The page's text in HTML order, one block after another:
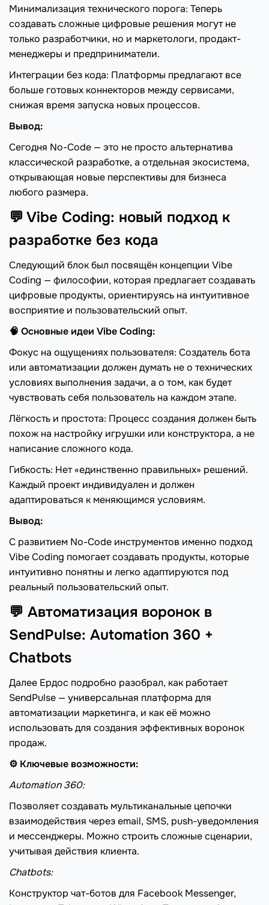
Минимализация технического порога: Теперь
создавать сложные цифровые решения могут не
только разработчики, но и маркетологи, продакт-
менеджеры и предприниматели.
Интеграции без кода: Платформы предлагают все
больше готовых коннекторов между сервисами,
снижая время запуска новых процессов.
Вывод:
Сегодня No-Code — это не просто альтернатива
классической разработке, а отдельная экосистема,
открывающая новые перспективы для бизнеса
любого размера.
💬 Vibe Coding: новый подход к
разработке без кода
Следующий блок был посвящён концепции Vibe
Coding — философии, которая предлагает создавать
цифровые продукты, ориентируясь на интуитивное
восприятие и пользовательский опыт.
🧠 Основные идеи Vibe Coding:
Фокус на ощущениях пользователя: Создатель бота
или автоматизации должен думать не о технических
условиях выполнения задачи, а о том, как будет
чувствовать себя пользователь на каждом этапе.
Лёгкость и простота: Процесс создания должен быть
похож на настройку игрушки или конструктора, а не
написание сложного кода.
Гибкость: Нет «единственно правильных» решений.
Каждый проект индивидуален и должен
адаптироваться к меняющимся условиям.
Вывод:
С развитием No-Code инструментов именно подход
Vibe Coding помогает создавать продукты, которые
интуитивно понятны и легко адаптируются под
реальный пользовательский опыт.
💬 Автоматизация воронок в
SendPulse: Automation 360 +
Chatbots
Далее Ердос подробно разобрал, как работает
SendPulse — универсальная платформа для
автоматизации маркетинга, и как её можно
использовать для создания эффективных воронок
продаж.
⚙️ Ключевые возможности:
Automation 360:
Позволяет создавать мультиканальные цепочки
взаимодействия через email, SMS, push-уведомления
и мессенджеры. Можно строить сложные сценарии,
учитывая действия клиента.
Chatbots:
Конструктор чат-ботов для Facebook Messenger,